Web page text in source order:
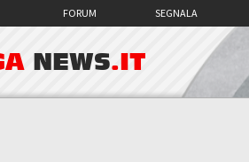
FORUM SEGNALA
NEWS.IT